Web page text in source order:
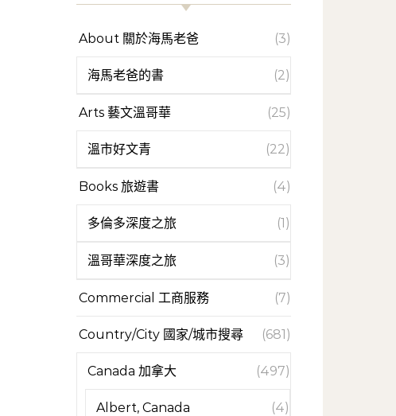
About 關於海馬老爸 (3)
海馬老爸的書 (2)
Arts 藝文溫哥華 (25)
溫市好文青 (22)
Books 旅遊書 (4)
多倫多深度之旅 (1)
溫哥華深度之旅 (3)
Commercial 工商服務 (7)
Country/City 國家/城市搜尋 (681)
Canada 加拿大 (497)
Albert, Canada (4)